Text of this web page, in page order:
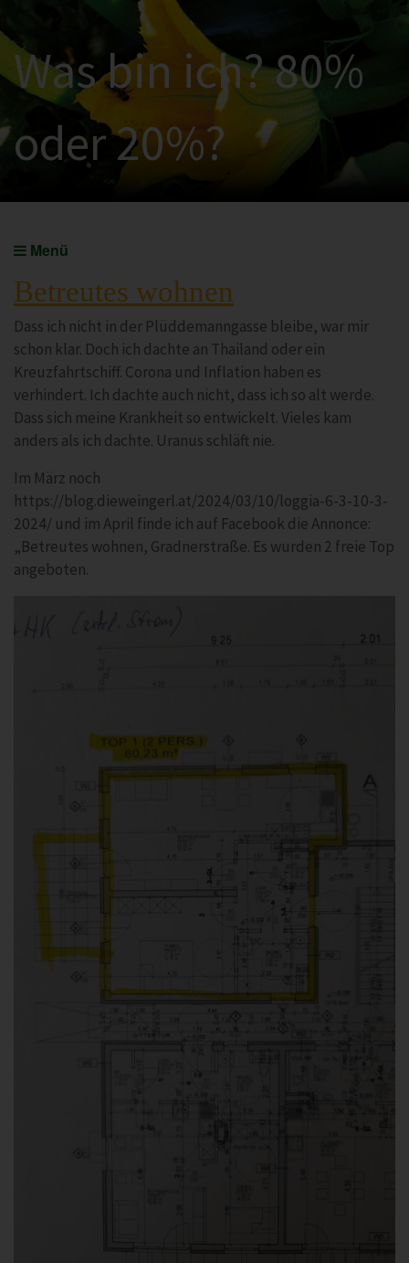
Was bin ich? 80%
oder 20%?
Menü
Betreutes wohnen
Dass ich nicht in der Plüddemanngasse bleibe, war mir
schon klar. Doch ich dachte an Thailand oder ein
Kreuzfahrtschiff. Corona und Inflation haben es
verhindert. Ich dachte auch nicht, dass ich so alt werde.
Dass sich meine Krankheit so entwickelt. Vieles kam
anders als ich dachte. Uranus schläft nie.
Im März noch
https://blog.dieweingerl.at/2024/03/10/loggia-6-3-10-3-
2024/ und im April finde ich auf Facebook die Annonce:
„Betreutes wohnen, Gradnerstraße. Es wurden 2 freie Top
angeboten.